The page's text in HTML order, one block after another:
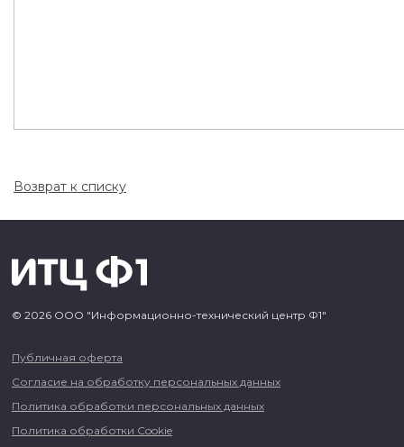
Возврат к списку
© 2026 ООО "Информационно-технический центр Ф1"
Публичная оферта
Согласие на обработку персональных данных
Политика обработки персональных данных
Политика обработки Cookie